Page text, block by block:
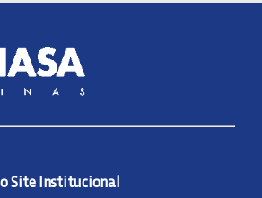
Site Institucional